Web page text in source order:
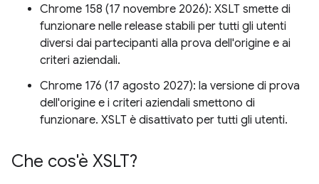
Chrome 158 (17 novembre 2026): XSLT smette di
funzionare nelle release stabili per tutti gli utenti
diversi dai partecipanti alla prova dell'origine e ai
criteri aziendali.
Chrome 176 (17 agosto 2027): la versione di prova
dell'origine e i criteri aziendali smettono di
funzionare. XSLT è disattivato per tutti gli utenti.
Che cos'è XSLT?